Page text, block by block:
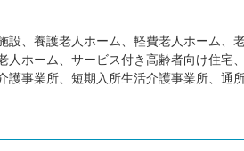
設、養護老人ホーム、軽費老人ホーム、
人ホーム、サービス付き高齢者向け住宅
護事業所、短期入所生活介護事業所、通